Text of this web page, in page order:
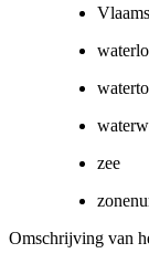
zee
Omschrijving van